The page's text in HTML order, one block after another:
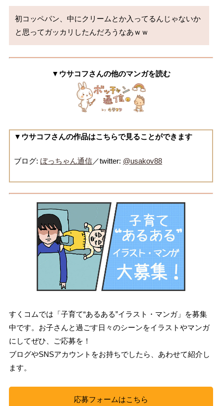
初コッペパン、中にクリームとか入ってるんじゃないか
と思ってガッカリしたんだろうなあｗｗ
▼ウサコフさんの他のマンガを読む
▼ウサコフさんの作品はこちらで見ることができます
ブログ:ぼっちゃん通信／twitter: @usakov88
すくコムでは「子育て“あるある”イラスト・マンガ」を募集
中です。お子さんと過ごす日々のシーンをイラストやマンガ
にしてぜひ、ご応募を！
ブログやSNSアカウントをお持ちでしたら、あわせて紹介し
ます。
応募フォームはこちら